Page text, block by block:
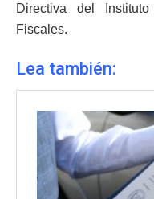
Directiva del
Fiscales.
Lea también: